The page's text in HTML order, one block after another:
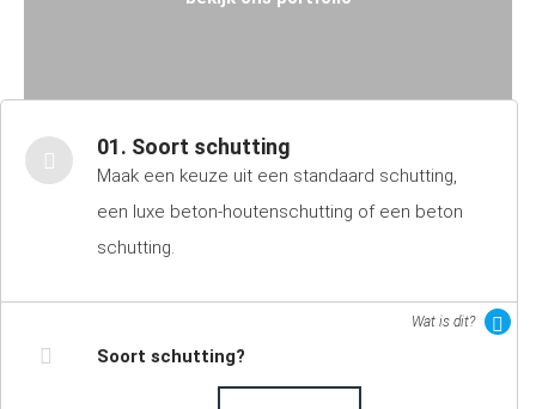
01. Soort schutting
Maak een keuze uit een standaard schutting,
een luxe beton-houtenschutting of een beton
schutting.
Wat is dit?
Soort schutting?